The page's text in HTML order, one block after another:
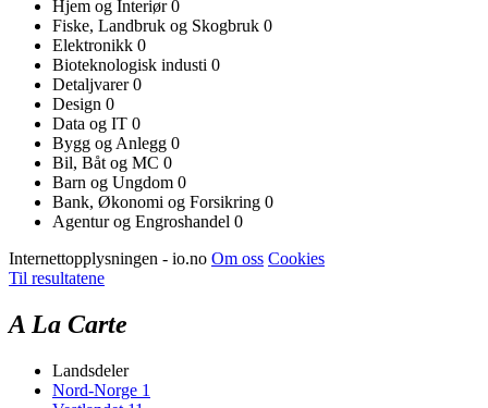
Hjem og Interiør0
Fiske, Landbruk og Skogbruk 0
Elektronikk 0
Bioteknologisk industi 0
Detaljvarer0
Design 0
Data og IT 0
Bygg og Anlegg 0
Bil, Båt og MC 0
Barn og Ungdom 0
Bank, Økonomi og Forsikring 0
Agentur og Engroshandel 0
Internettopplysningen - io.no Om oss Cookies
Til resultatene
A La Carte
Landsdeler
Nord-Norge 1